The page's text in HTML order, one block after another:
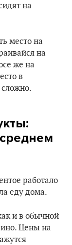
на
место на
на
же на
в
работало
еду дома.
и в обычной
Цены на